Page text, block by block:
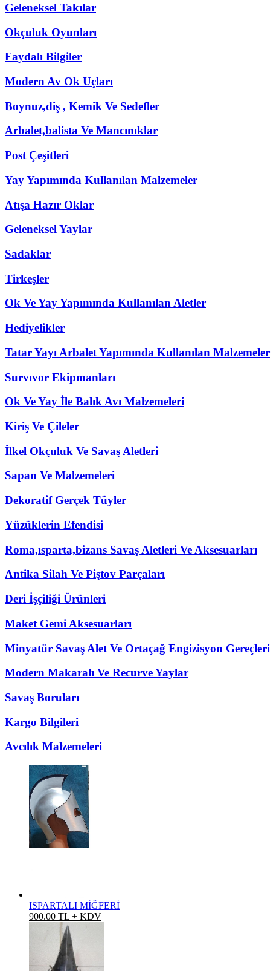
Geleneksel Takılar
Okçuluk Oyunları
Faydalı Bilgiler
Modern Av Ok Uçları
Boynuz,diş , Kemik Ve Sedefler
Arbalet,balista Ve Mancınıklar
Post Çeşitleri
Yay Yapımında Kullanılan Malzemeler
Atışa Hazır Oklar
Geleneksel Yaylar
Sadaklar
Tirkeşler
Ok Ve Yay Yapımında Kullanılan Aletler
Hediyelikler
Tatar Yayı Arbalet Yapımında Kullanılan Malzemeler
Survıvor Ekipmanları
Ok Ve Yay İle Balık Avı Malzemeleri
Kiriş Ve Çileler
İlkel Okçuluk Ve Savaş Aletleri
Sapan Ve Malzemeleri
Dekoratif Gerçek Tüyler
Yüzüklerin Efendisi
Roma,ısparta,bizans Savaş Aletleri Ve Aksesuarları
Antika Silah Ve Piştov Parçaları
Deri İşçiliği Ürünleri
Maket Gemi Aksesuarları
Minyatür Savaş Alet Ve Ortaçağ Engizisyon Gereçleri
Modern Makaralı Ve Recurve Yaylar
Savaş Boruları
Kargo Bilgileri
Avcılık Malzemeleri
ISPARTALI MİĞFERİ
900.00 TL + KDV